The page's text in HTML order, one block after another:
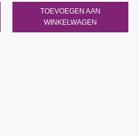
TOEVOEGEN AAN
WINKELWAGEN